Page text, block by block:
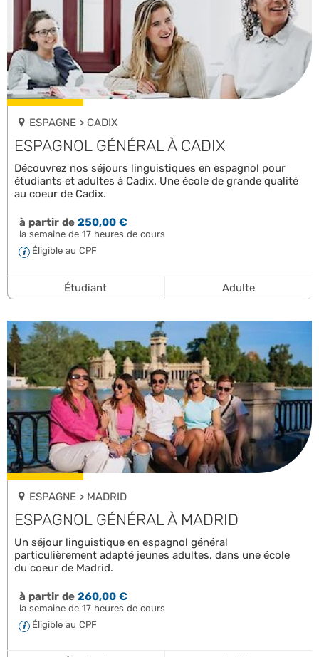
ESPAGNE > CADIX
ESPAGNOL GÉNÉRAL À CADIX
Découvrez nos séjours linguistiques en espagnol pour
étudiants et adultes à Cadix. Une école de grande qualité
au coeur de Cadix.
à partir de250,00 €
la semaine de 17 heures de cours
Éligible au CPF
Étudiant Adulte
ESPAGNE > MADRID
ESPAGNOL GÉNÉRAL À MADRID
Un séjour linguistique en espagnol général
particulièrement adapté jeunes adultes, dans une école
du coeur de Madrid.
à partir de260,00 €
la semaine de 17 heures de cours
Éligible au CPF